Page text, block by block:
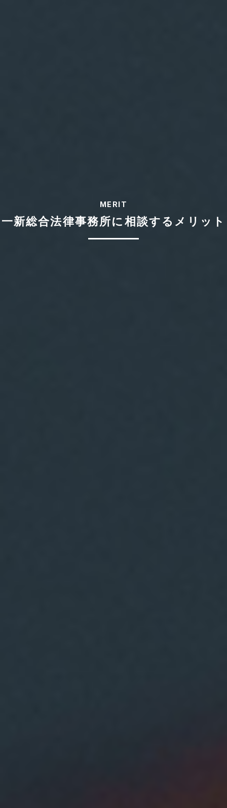
MERIT
一新総合法律事務所に相談するメリット